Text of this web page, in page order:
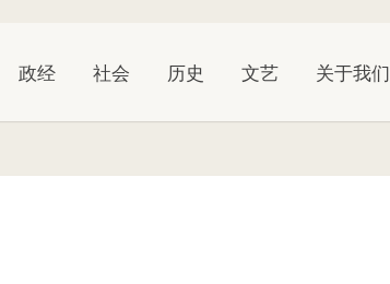
政经 社会 历史 文艺 关于我们